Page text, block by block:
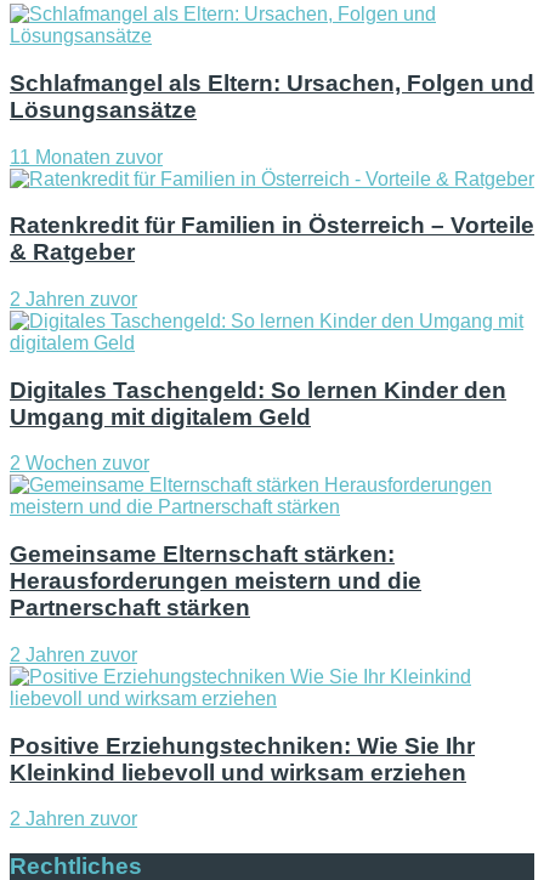
Schlafmangel als Eltern: Ursachen, Folgen und
Lösungsansätze
11 Monaten zuvor
Ratenkredit für Familien in Österreich – Vorteile
& Ratgeber
2 Jahren zuvor
Digitales Taschengeld: So lernen Kinder den
Umgang mit digitalem Geld
2 Wochen zuvor
Gemeinsame Elternschaft stärken:
Herausforderungen meistern und die
Partnerschaft stärken
2 Jahren zuvor
Positive Erziehungstechniken: Wie Sie Ihr
Kleinkind liebevoll und wirksam erziehen
2 Jahren zuvor
Rechtliches